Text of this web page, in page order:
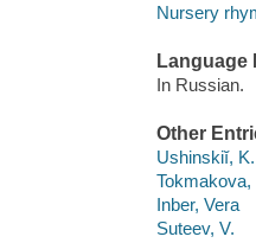
Nursery
Language
In Russian.
Other
Ushinskiĭ,
Tokmakova,
Inber, Vera
Suteev, V.